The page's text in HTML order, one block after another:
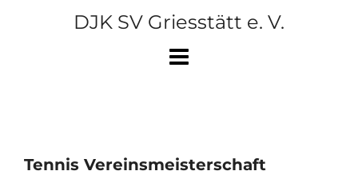
DJK SV Griesstätt e. V.
Tennis Vereinsmeisterschaft